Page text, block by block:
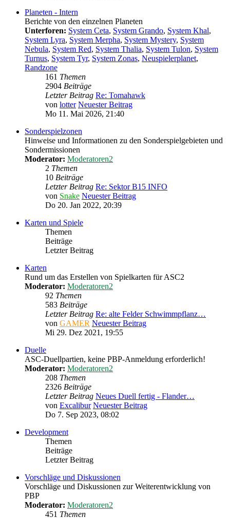
Planeten - Intern
Berichte von den einzelnen Planeten
Unterforen: System Ceta, System Grando, System Khal,
System Lyra, System Merpha, System Mystery, System
Nebula, System Red, System Thalia, System Tulon, System
Turnus, System Tyr, System Zonas, Neuspielerplanet,
Randzone
161 Themen
2904 Beiträge
Letzter Beitrag Re: Tomahawk
von lotter Neuester Beitrag
Mo 11. Mai 2026, 21:40
Sonderspielzonen
Hinweise und Informationen zu den Sonderspielgebieten und
Sondermissionen
Moderator: Moderatoren2
2 Themen
10 Beiträge
Letzter Beitrag Re: Sektor B15 INFO
von Snake Neuester Beitrag
Do 20. Jan 2022, 20:39
Karten und Spiele
Themen
Beiträge
Letzter Beitrag
Karten
Rund um das Erstellen von Spielkarten für ASC2
Moderator: Moderatoren2
92 Themen
583 Beiträge
Letzter Beitrag Re: alte Felder Schwimmpflanz…
von GAMER Neuester Beitrag
Mi 29. Dez 2021, 19:55
Duelle
ASC-Duellpartien, keine PBP-Anmeldung erforderlich!
Moderator: Moderatoren2
208 Themen
2326 Beiträge
Letzter Beitrag Neues Duell fertig - Flander…
von Excalibur Neuester Beitrag
Do 7. Sep 2023, 08:02
Development
Themen
Beiträge
Letzter Beitrag
Vorschläge und Diskussionen
Vorschläge und Diskussionen zur Weiterentwicklung von
PBP
Moderator: Moderatoren2
451 Themen